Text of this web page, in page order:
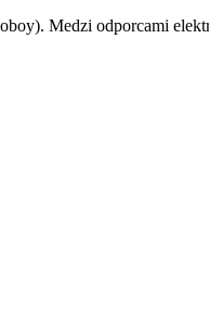
Medzi odporcami